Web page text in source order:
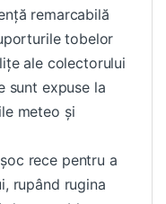
remarcabilă
tobelor
ale colectorului
sunt expuse la
meteo și
rece pentru a
rupând rugina